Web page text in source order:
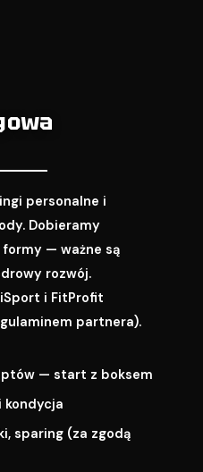
personalne i
Dobieramy
— ważne są
rozwój.
i FitProfit
partnera).
— start z boksem
kondycja
sparing (za zgodą